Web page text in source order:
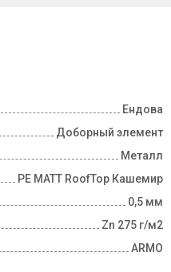
Ендова
Доборный элемент
Металл
PE MATT RoofTop Кашемир
0,5 мм
Zn 275 г/м2
ARMO